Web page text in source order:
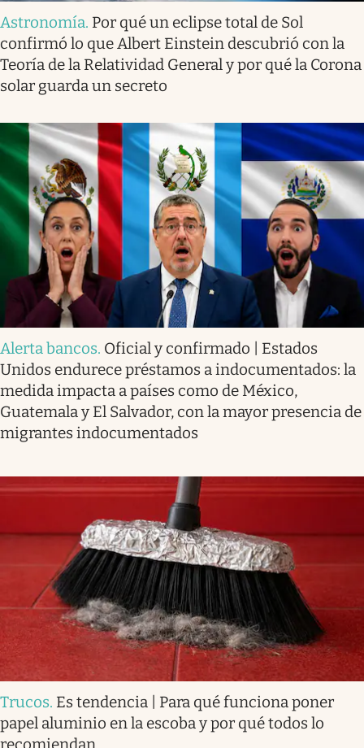
Astronomía. Por qué un eclipse total de Sol
confirmó lo que Albert Einstein descubrió con la
Teoría de la Relatividad General y por qué la Corona
solar guarda un secreto
Alerta bancos. Oficial y confirmado | Estados
Unidos endurece préstamos a indocumentados: la
medida impacta a países como de México,
Guatemala y El Salvador, con la mayor presencia de
migrantes indocumentados
Trucos. Es tendencia | Para qué funciona poner
papel aluminio en la escoba y por qué todos lo
recomiendan